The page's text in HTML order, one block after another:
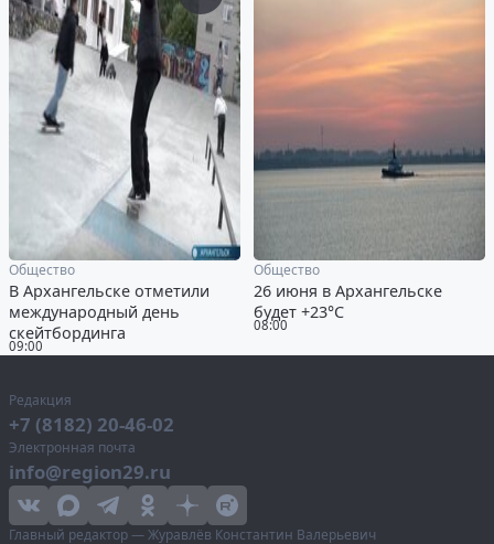
09:00
Общество
В Архангельске отметили
международный день
скейтбординга
08:00
Общество
26 июня в Архангельске
будет +23°С
Редакция
+7 (8182) 20-46-02
Электронная почта
info@region29.ru
Главный редактор — Журавлёв Константин Валерьевич